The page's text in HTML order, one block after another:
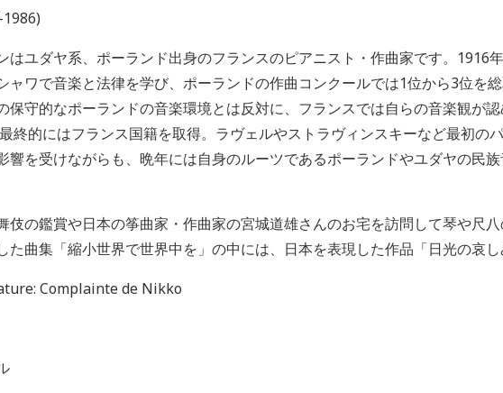
はユダヤ系、ポーランド出身のフランスのピアニスト・作曲家です。1916
ャワで音楽と法律を学び、ポーランドの作曲コンクールでは1位から3位を
保守的なポーランドの音楽環境とは反対に、フランスでは自らの音楽観が認
終的にはフランス国籍を取得。ラヴェルやストラヴィンスキーなど最初の
響を受けながらも、晩年には自身のルーツであるポーランドやユダヤの民
伎の鑑賞や日本の筝曲家・作曲家の宮城道雄さんのお宅を訪問して琴や尺
た曲集「縮小世界で世界中を」の中には、日本を表現した作品「日光の哀し
Complainte de Nikko